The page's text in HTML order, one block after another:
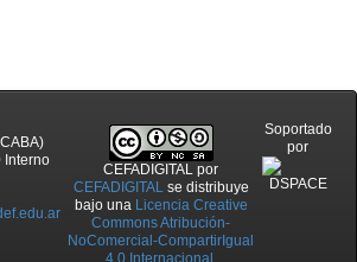
Interno
CEFADIGITAL por
CEFADIGITALse distribuye
bajo una Licencia Creative
Commons Atribución-
NoComercial-CompartirIgual
4.0 Internacional .
Soportado
por